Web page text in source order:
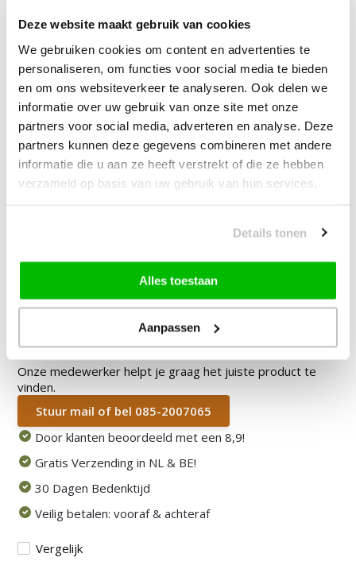
Deze website maakt gebruik van cookies
We gebruiken cookies om content en advertenties te
personaliseren, om functies voor social media te bieden
en om ons websiteverkeer te analyseren. Ook delen we
informatie over uw gebruik van onze site met onze
partners voor social media, adverteren en analyse. Deze
partners kunnen deze gegevens combineren met andere
informatie die u aan ze heeft verstrekt of die ze hebben
verzameld op basis van uw gebruik van hun services.
Details tonen
Alles toestaan
Aanpassen
vanaf —10% korting
Muratap Samba Fluffy Badmat
Wasbaar & Anti-slip Grijs
vanaf 19,90 10% korting
Bundelkorting: 59,00 49,00
Vink producten om toe te voegen
Heb je een vraag over dit product?
Onze medewerker helpt je graag het juiste product te
vinden.
Stuur mail of bel 085-2007065
Door klanten beoordeeld met een 8,9!
Gratis Verzending in NL & BE!
30 Dagen Bedenktijd
Veilig betalen: vooraf & achteraf
Vergelijk